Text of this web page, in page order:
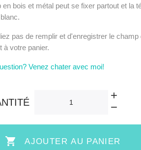
en bois et métal peut se fixer partout et la
pas de remplir et d'enregistrer le
à votre panier.
Venez chater avec moi!
 AJOUTER AU PANIER